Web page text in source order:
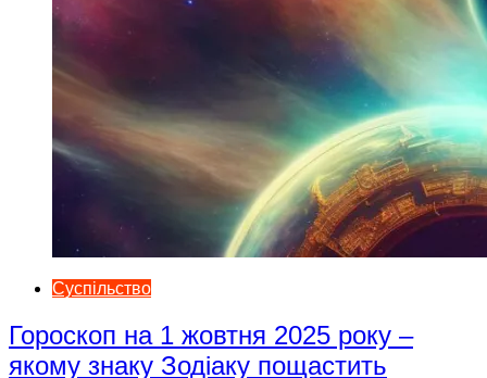
Суспільство
Гороскоп на 1 жовтня 2025 року –
якому знаку Зодіаку пощастить